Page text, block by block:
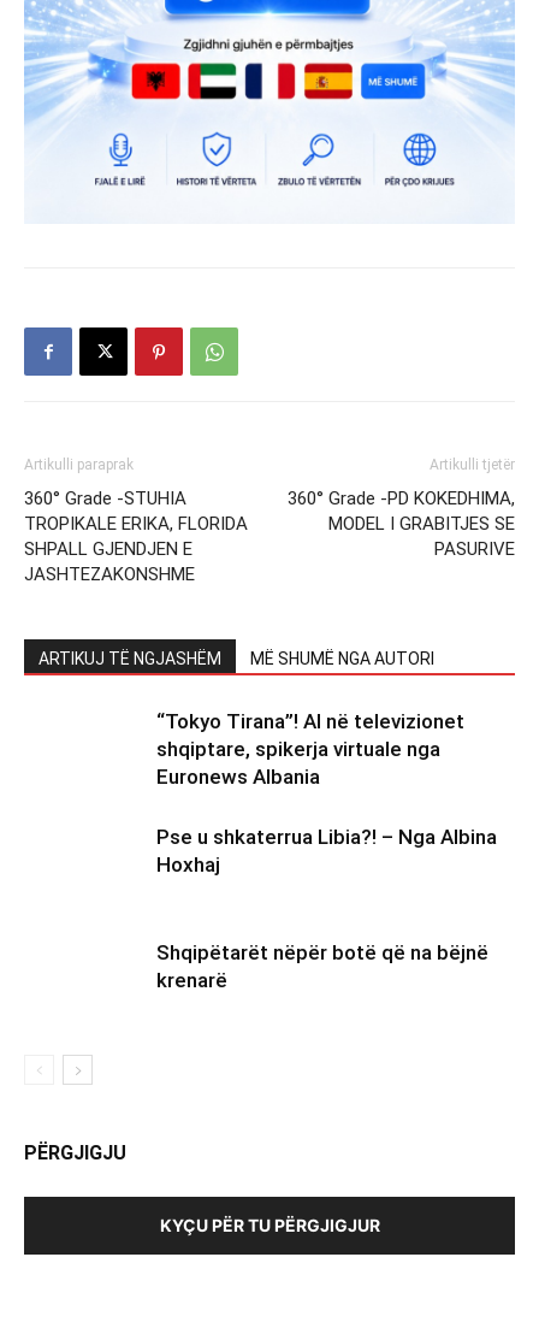
Artikulli paraprak
360° Grade -STUHIA
TROPIKALE ERIKA, FLORIDA
SHPALL GJENDJEN E
JASHTEZAKONSHME
Artikulli tjetër
360° Grade -PD KOKEDHIMA,
MODEL I GRABITJES SE
PASURIVE
ARTIKUJ TË NGJASHËM MË SHUMË NGA AUTORI
“Tokyo Tirana”! AI në televizionet
shqiptare, spikerja virtuale nga
Euronews Albania
Pse u shkaterrua Libia?! – Nga Albina
Hoxhaj
Shqipëtarët nëpër botë që na bëjnë
krenarë
PËRGJIGJU
KYÇU PËR TU PËRGJIGJUR